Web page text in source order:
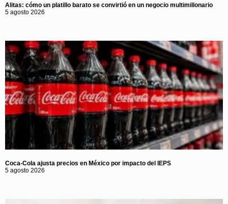
Alitas: cómo un platillo barato se convirtió en un negocio multimillonario
5 agosto 2026
Coca-Cola ajusta precios en México por impacto del IEPS
5 agosto 2026